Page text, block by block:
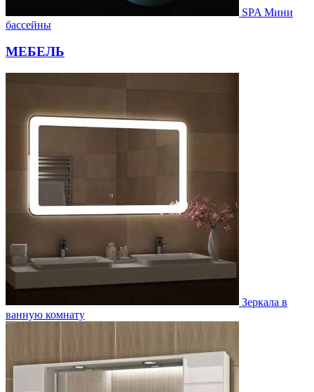
SPA Мини
бассейны
МЕБЕЛЬ
Зеркала в
ванную комнату